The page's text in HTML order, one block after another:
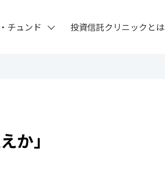
チュンド 投資信託クリニックとは
か」